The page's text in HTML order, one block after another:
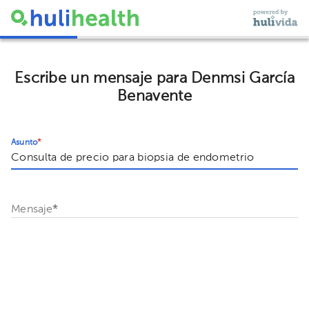
Escribe un mensaje para Denmsi García
Benavente
Asunto*
Mensaje*